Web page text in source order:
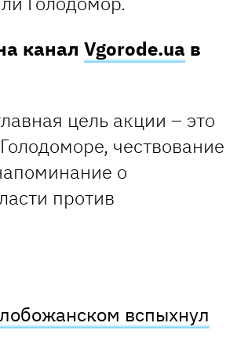
канал Vgorode.ua в
цель акции – это
чествование
о
против
вспыхнул